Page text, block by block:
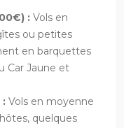
: Vols en
ou petites
en barquettes
Car Jaune et
: Vols en moyenne
quelques